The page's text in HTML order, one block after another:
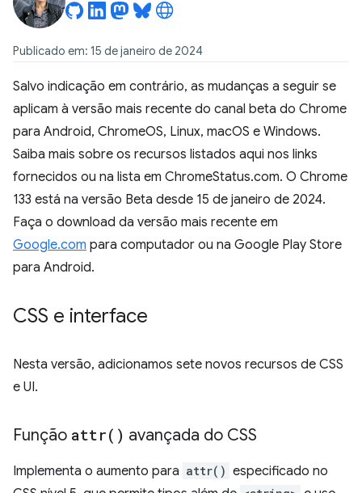
Publicado em: 15 de janeiro de 2024
Salvo indicação em contrário, as mudanças a seguir se
aplicam à versão mais recente do canal beta do Chrome
para Android, ChromeOS, Linux, macOS e Windows.
Saiba mais sobre os recursos listados aqui nos links
fornecidos ou na lista em ChromeStatus.com. O Chrome
133 está na versão Beta desde 15 de janeiro de 2024.
Faça o download da versão mais recente em
Google.com para computador ou na Google Play Store
para Android.
CSS e interface
Nesta versão, adicionamos sete novos recursos de CSS
e UI.
Função attr( ) avançada do CSS
Implementa o aumento para attr() especificado no